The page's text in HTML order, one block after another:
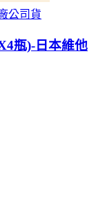
公司貨
瓶)-日本維他